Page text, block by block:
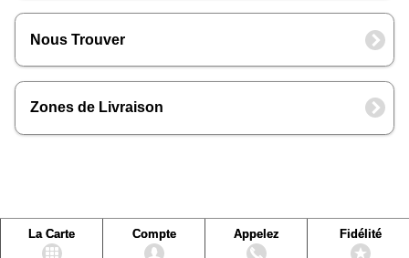
Nous Trouver
Zones de Livraison
La Carte Compte Appelez Fidélité